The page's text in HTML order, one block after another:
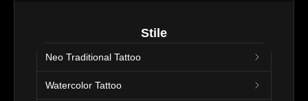
Stile
Neo Traditional Tattoo
Watercolor Tattoo